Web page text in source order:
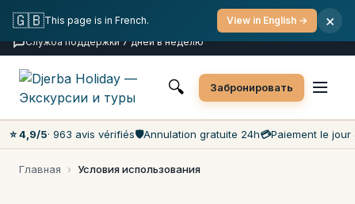
Бесплатная отмена
Оплата в день экскурсии
Самые низкие цены на рынке
Служба поддержки 7 дней в неделю
🔍 Забронировать
⭐ 4,9/5· 963 avis vérifiés🛡️Annulation gratuite 24h💳Paiement le jour
Главная › Условия использования
🇬🇧This page is in French. View in English → ×